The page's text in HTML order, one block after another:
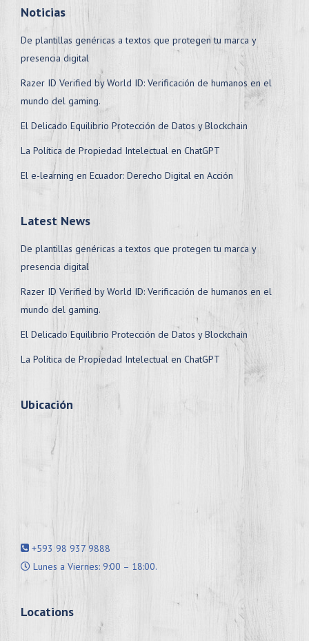
Noticias
De plantillas genéricas a textos que protegen tu marca y
presencia digital
Razer ID Verified by World ID: Verificación de humanos en el
mundo del gaming.
El Delicado Equilibrio Protección de Datos y Blockchain
La Política de Propiedad Intelectual en ChatGPT
El e-learning en Ecuador: Derecho Digital en Acción
Latest News
De plantillas genéricas a textos que protegen tu marca y
presencia digital
Razer ID Verified by World ID: Verificación de humanos en el
mundo del gaming.
El Delicado Equilibrio Protección de Datos y Blockchain
La Política de Propiedad Intelectual en ChatGPT
Ubicación
+593 98 937 9888
Lunes a Viernes: 9:00 – 18:00.
Locations